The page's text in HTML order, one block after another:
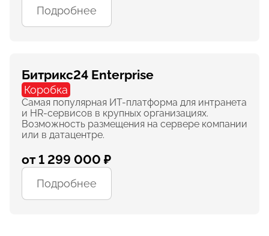
Подробнее
Битрикс24 Enterprise
Коробка
Самая популярная ИТ-платформа для интранета
и HR-сервисов в крупных организациях.
Возможность размещения на сервере компании
или в датацентре.
Подробнее
от 1 299 000 ₽